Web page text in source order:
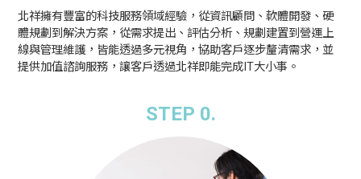
北祥擁有豐富的科技服務領域經驗，從資訊顧問、軟體開發、硬
體規劃到解決方案，從需求提出、評估分析、規劃建置到營運上
線與管理維護，皆能透過多元視角，協助客戶逐步釐清需求，並
提供加值諮詢服務，讓客戶透過北祥即能完成IT大小事。
STEP 0.